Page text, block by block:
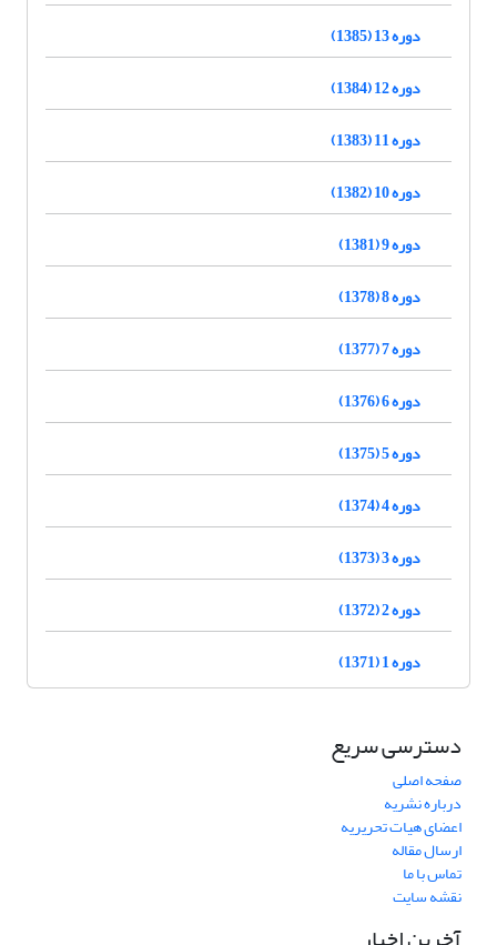
دوره 13 (1385)
دوره 12 (1384)
دوره 11 (1383)
دوره 10 (1382)
دوره 9 (1381)
دوره 8 (1378)
دوره 7 (1377)
دوره 6 (1376)
دوره 5 (1375)
دوره 4 (1374)
دوره 3 (1373)
دوره 2 (1372)
دوره 1 (1371)
دسترسی سریع
صفحه اصلی
درباره نشریه
اعضای هیات تحریریه
ارسال مقاله
تماس با ما
نقشه سایت